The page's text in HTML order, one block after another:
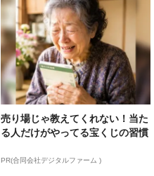
売り場じゃ教えてくれない！当た
る人だけがやってる宝くじの習慣
PR(合同会社デジタルファーム )